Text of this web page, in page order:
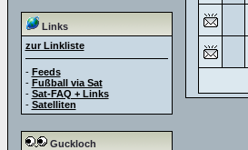
Links
zur Linkliste
- Feeds
- Fußball via Sat
- Sat-FAQ + Links
- Satelliten
Guckloch